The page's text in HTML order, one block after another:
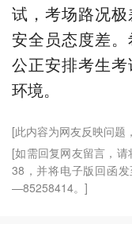
试，考场路况极
安全员态度差
公正安排考生
环境。
[此内容为网友反映问题
[如需回复网友留言，
38，并将电子版回函
—85258414。]